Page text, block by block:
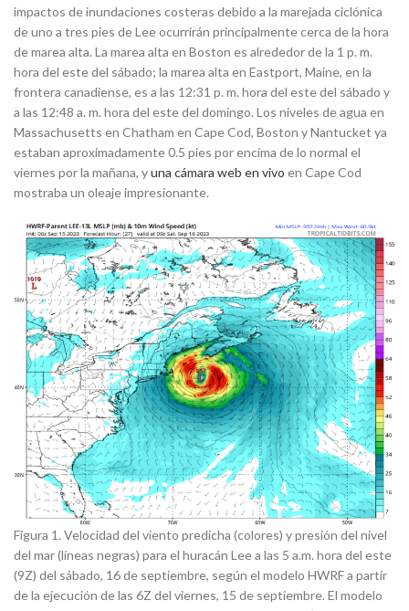
impactos de inundaciones costeras debido a la marejada ciclónica
de uno a tres pies de Lee ocurrirán principalmente cerca de la hora
de marea alta. La marea alta en Boston es alrededor de la 1 p. m.
hora del este del sábado; la marea alta en Eastport, Maine, en la
frontera canadiense, es a las 12:31 p. m. hora del este del sábado y
a las 12:48 a. m. hora del este del domingo. Los niveles de agua en
Massachusetts en Chatham en Cape Cod, Boston y Nantucket ya
estaban aproximadamente 0.5 pies por encima de lo normal el
viernes por la mañana, yuna cámara web en vivo en Cape Cod
mostraba un oleaje impresionante.
Figura 1. Velocidad del viento predicha (colores) y presión del nivel
del mar (líneas negras) para el huracán Lee a las 5 a.m. hora del este
(9Z) del sábado, 16 de septiembre, según el modelo HWRF a partir
de la ejecución de las 6Z del viernes, 15 de septiembre. El modelo